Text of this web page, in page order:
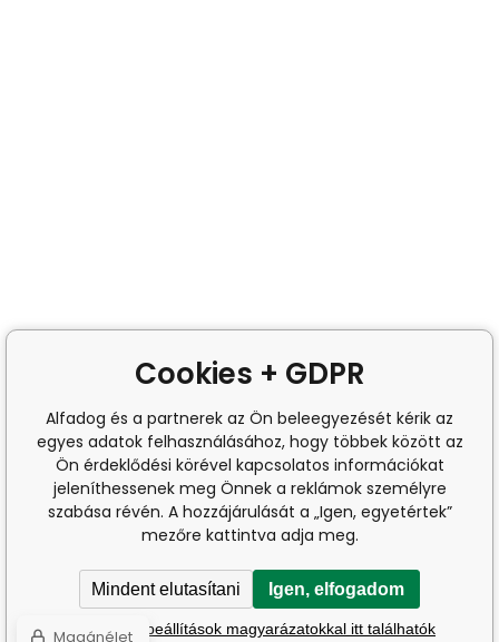
Cookies + GDPR
Alfadog és a partnerek az Ön beleegyezését kérik az
egyes adatok felhasználásához, hogy többek között az
Ön érdeklődési körével kapcsolatos információkat
jeleníthessenek meg Önnek a reklámok személyre
szabása révén. A hozzájárulását a „Igen, egyetértek”
mezőre kattintva adja meg.
Mindent elutasítani Igen, elfogadom
A részletes beállítások magyarázatokkal itt találhatók
Magánélet